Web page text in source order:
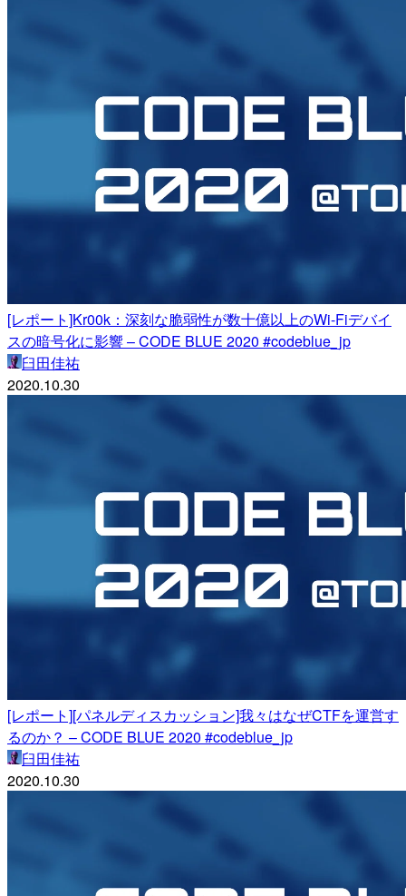
[レポート]Kr00k：深刻な脆弱性が数十億以上のWi-Fiデバイ
スの暗号化に影響 – CODE BLUE 2020 #codeblue_jp
臼田佳祐
2020.10.30
[レポート][パネルディスカッション]我々はなぜCTFを運営す
るのか？ – CODE BLUE 2020 #codeblue_jp
臼田佳祐
2020.10.30